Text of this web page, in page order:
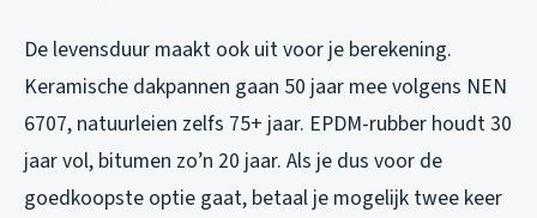
De levensduur maakt ook uit voor je berekening.
Keramische dakpannen gaan 50 jaar mee volgens NEN
6707, natuurleien zelfs 75+ jaar. EPDM-rubber houdt 30
jaar vol, bitumen zo’n 20 jaar. Als je dus voor de
goedkoopste optie gaat, betaal je mogelijk twee keer